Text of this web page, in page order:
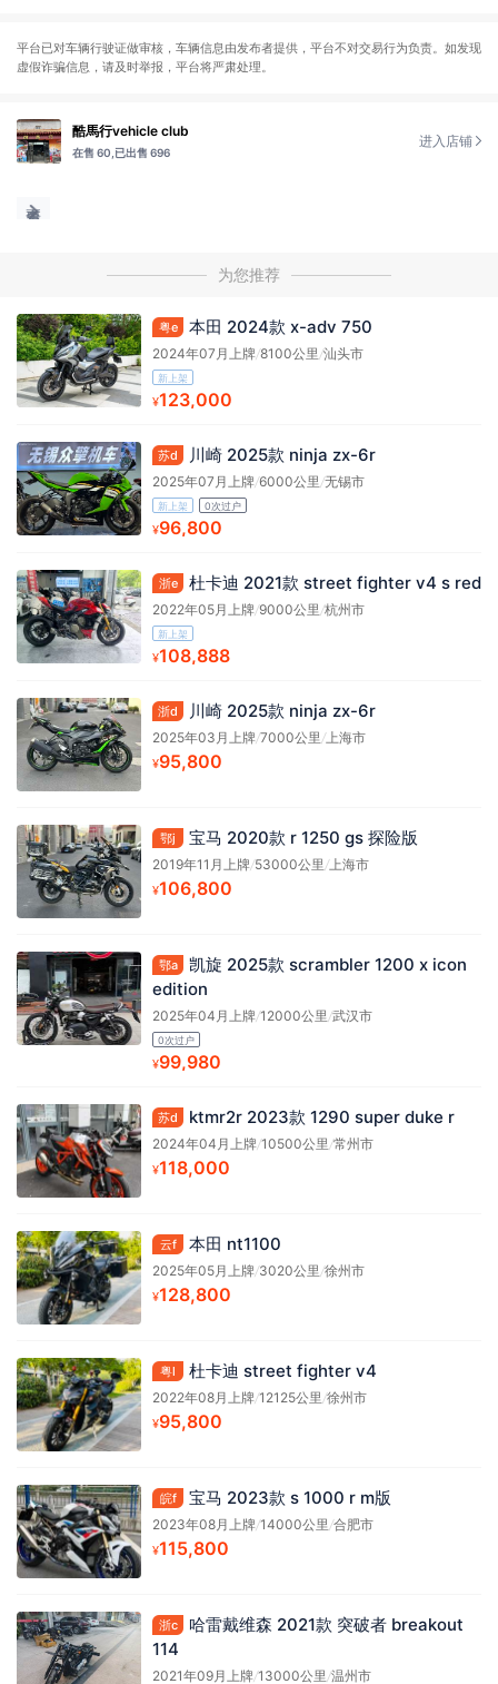
平台已对车辆行驶证做审核，车辆信息由发布者提供，平台不对交易行为负责。如发现
虚假诈骗信息，请及时举报，平台将严肃处理。
酷馬行vehicle club
在售 60, 已出售 696
进入店铺
为您推荐
粤e 本田 2024款 x-adv 750
2024年07月上牌/8100公里/汕头市
新上架
¥123,000
苏d 川崎 2025款 ninja zx-6r
2025年07月上牌/6000公里 /无锡市
新上架 0次过户
¥96,800
浙e 杜卡迪 2021款 street fighter v4 s red
2022年05月上牌/9000公里 /杭州市
新上架
¥108,888
浙d 川崎 2025款 ninja zx-6r
2025年03月上牌/7000公里 /上海市
¥95,800
鄂j 宝马 2020款 r 1250 gs 探险版
2019年11月上牌/53000公里 /上海市
¥106,800
鄂a
凯旋 2025款 scrambler 1200 x icon
edition
2025年04月上牌/12000公里 /武汉市
0次过户
¥99,980
苏d ktmr2r 2023款 1290 super duke r
2024年04月上牌/10500公里 /常州市
¥118,000
云f 本田 nt1100
2025年05月上牌/3020公里 /徐州市
¥128,800
粤l 杜卡迪 street fighter v4
2022年08月上牌/12125公里 /徐州市
¥95,800
皖f 宝马 2023款 s 1000 r m版
2023年08月上牌/14000公里 /合肥市
¥115,800
浙c
哈雷戴维森 2021款 突破者 breakout
114
2021年09月上牌/13000公里 /温州市